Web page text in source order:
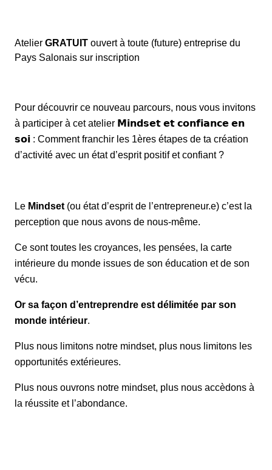
AtelierGRATUITouvert à toute (future) entreprise du
Pays Salonais sur inscription
Pour découvrir ce nouveau parcours, nous vous invitons
à participer à cet atelier 𝗠𝗶𝗻𝗱𝘀𝗲𝘁 𝗲𝘁 𝗰𝗼𝗻𝗳𝗶𝗮𝗻𝗰𝗲 𝗲𝗻
𝘀𝗼𝗶 : Comment franchir les 1ères étapes de ta création
d’activité avec un état d’esprit positif et confiant ?
Le Mindset (ou état d’esprit de l’entrepreneur.e) c’est la
perception que nous avons de nous-même.
Ce sont toutes les croyances, les pensées, la carte
intérieure du monde issues de son éducation et de son
vécu.
Or sa façon d’entreprendre est délimitée par son
monde intérieur.
Plus nous limitons notre mindset, plus nous limitons les
opportunités extérieures.
Plus nous ouvrons notre mindset, plus nous accèdons à
la réussite et l’abondance.